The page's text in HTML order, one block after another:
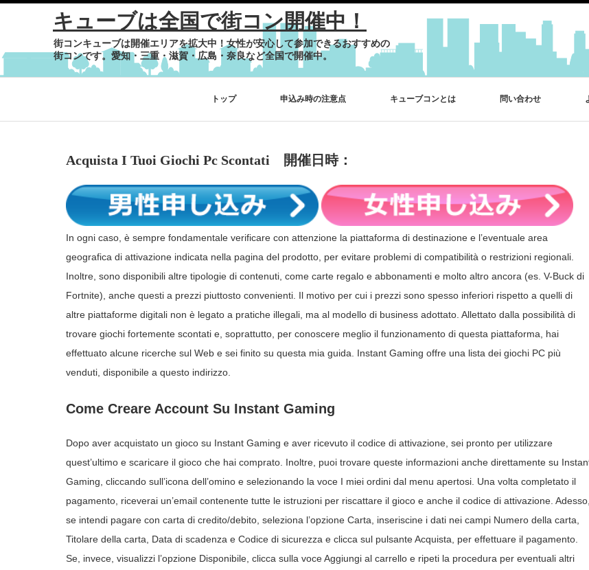
キューブは全国で街コン開催中！
街コンキューブは開催エリアを拡大中！女性が安心して参加できるおすすめの
街コンです。愛知・三重・滋賀・広島・奈良など全国で開催中。
トップ 申込み時の注意点 キューブコンとは 問い合わせ
Acquista I Tuoi Giochi Pc Scontati 開催日時：
In ogni caso, è sempre fondamentale verificare con attenzione la piattaforma di destinazione e l’eventuale area
geografica di attivazione indicata nella pagina del prodotto, per evitare problemi di compatibilità o restrizioni regionali.
Inoltre, sono disponibili altre tipologie di contenuti, come carte regalo e abbonamenti e molto altro ancora (es. V-Buck di
Fortnite), anche questi a prezzi piuttosto convenienti. Il motivo per cui i prezzi sono spesso inferiori rispetto a quelli di
altre piattaforme digitali non è legato a pratiche illegali, ma al modello di business adottato. Allettato dalla possibilità di
trovare giochi fortemente scontati e, soprattutto, per conoscere meglio il funzionamento di questa piattaforma, hai
effettuato alcune ricerche sul Web e sei finito su questa mia guida. Instant Gaming offre una lista dei giochi PC più
venduti, disponibile a questo indirizzo.
Come Creare Account Su Instant Gaming
Dopo aver acquistato un gioco su Instant Gaming e aver ricevuto il codice di attivazione, sei pronto per utilizzare
quest’ultimo e scaricare il gioco che hai comprato. Inoltre, puoi trovare queste informazioni anche direttamente su
Gaming, cliccando sull’icona dell’omino e selezionando la voce I miei ordini dal menu apertosi. Una volta completato il
pagamento, riceverai un’email contenente tutte le istruzioni per riscattare il gioco e anche il codice di attivazione. Adesso,
se intendi pagare con carta di credito/debito, seleziona l’opzione Carta, inseriscine i dati nei campi Numero della carta,
Titolare della carta, Data di scadenza e Codice di sicurezza e clicca sul pulsante Acquista, per effettuare il pagamento.
Se, invece, visualizzi l’opzione Disponibile, clicca sulla voce Aggiungi al carrello e ripeti la procedura per eventuali altri